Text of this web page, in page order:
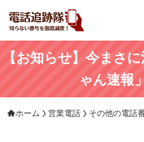
【お知らせ】今まさ
ゃん速報
ホーム 営業電話 その他の電話